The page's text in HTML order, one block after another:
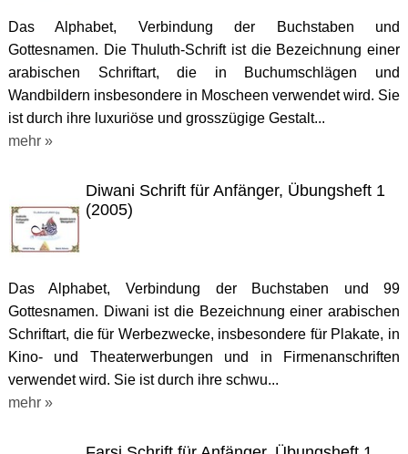
Das Alphabet, Verbindung der Buchstaben und
Gottesnamen. Die Thuluth-Schrift ist die Bezeichnung einer
arabischen Schriftart, die in Buchumschlägen und
Wandbildern insbesondere in Moscheen verwendet wird. Sie
ist durch ihre luxuriöse und grosszügige Gestalt...
mehr »
Diwani Schrift für Anfänger, Übungsheft 1
(2005)
Das Alphabet, Verbindung der Buchstaben und 99
Gottesnamen. Diwani ist die Bezeichnung einer arabischen
Schriftart, die für Werbezwecke, insbesondere für Plakate, in
Kino- und Theaterwerbungen und in Firmenanschriften
verwendet wird. Sie ist durch ihre schwu...
mehr »